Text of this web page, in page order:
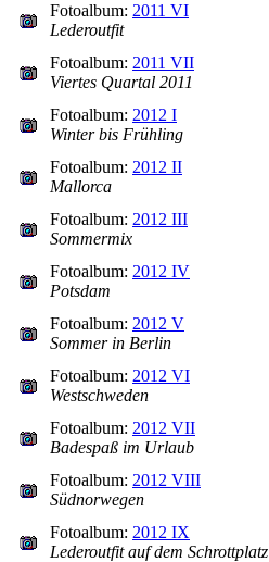
Fotoalbum: 2011 VI
Lederoutfit
Fotoalbum: 2011 VII
Viertes Quartal 2011
Fotoalbum: 2012 I
Winter bis Frühling
Fotoalbum: 2012 II
Mallorca
Fotoalbum: 2012 III
Sommermix
Fotoalbum: 2012 IV
Potsdam
Fotoalbum: 2012 V
Sommer in Berlin
Fotoalbum: 2012 VI
Westschweden
Fotoalbum: 2012 VII
Badespaß im Urlaub
Fotoalbum: 2012 VIII
Südnorwegen
Fotoalbum: 2012 IX
Lederoutfit auf dem Schrottplatz